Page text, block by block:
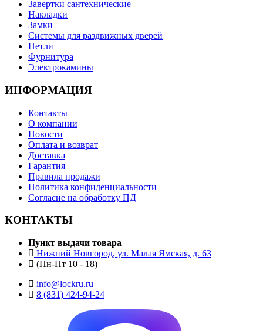
Завертки сантехнические
Накладки
Замки
Системы для раздвижных дверей
Петли
Фурнитура
Электрокамины
ИНФОРМАЦИЯ
Контакты
О компании
Новости
Оплата и возврат
Доставка
Гарантия
Правила продажи
Политика конфиденциальности
Согласие на обработку ПД
КОНТАКТЫ
Пункт выдачи товара
Нижний Новгород, ул. Малая Ямская, д. 63
(Пн-Пт 10 - 18)
info@lockru.ru
8 (831) 424-94-24